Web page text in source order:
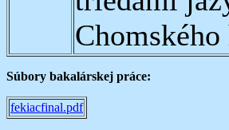
Súbory bakalárskej práce:
fekiacfinal.pdf